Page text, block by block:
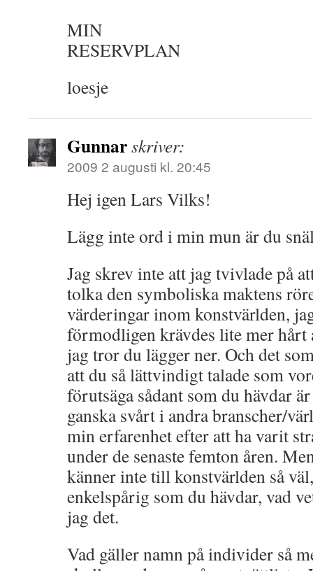
MIN
RESERVPLAN
loesje
Gunnarskriver:
2009 2 augusti kl. 20:45
Hej igen Lars Vilks!
Lägg inte ord i min mun är du
Jag skrev inte att jag tvivlade på
tolka den symboliska maktens
värderingar inom konstvärlden,
förmodligen krävdes lite mer hårt
jag tror du lägger ner. Och det
att du så lättvindigt talade som
förutsäga sådant som du hävdar
ganska svårt i andra branscher/
min erfarenhet efter att ha varit
under de senaste femton åren.
känner inte till konstvärlden så
enkelspårig som du hävdar, vad
jag det.
Vad gäller namn på individer så